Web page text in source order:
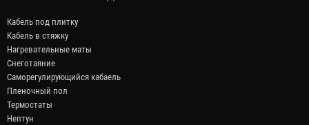
Кабель под плитку
Кабель в стяжку
Нагревательные маты
Снеготаяние
Саморегулирующийся кабaель
Пленочный пол
Термостаты
Нептун